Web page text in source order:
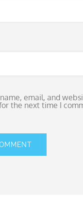
email, and
the next time I